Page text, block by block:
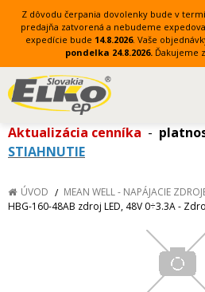
Z dôvodu čerpania dovolenky bude v
predajňa zatvorená a nebudeme
expedície bude 14.8.2026. Vaše
pondelka 24.8.2026. Ďakujeme
Aktualizácia cenníka -
STIAHNUTIE
ÚVOD MEAN WELL - NAPÁJACIE
HBG-160-48AB zdroj LED, 48V 0÷3.3A -